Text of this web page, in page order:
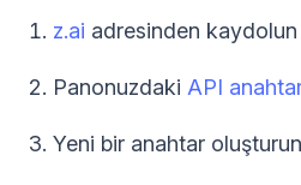
z.ai adresinden kaydolun
Panonuzdaki API
Yeni bir anahtar oluşturun